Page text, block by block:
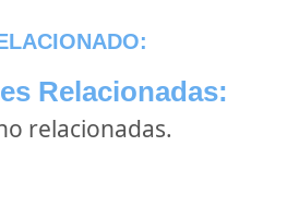
Relacionadas:
relacionadas.